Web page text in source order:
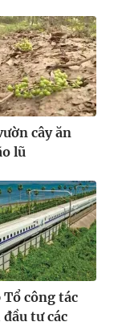
cây ăn
lũ
công tác
tư các